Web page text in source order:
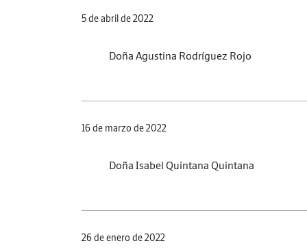
5 de abril de 2022
Doña Agustina Rodríguez Rojo
16 de marzo de 2022
Doña Isabel Quintana Quintana
26 de enero de 2022